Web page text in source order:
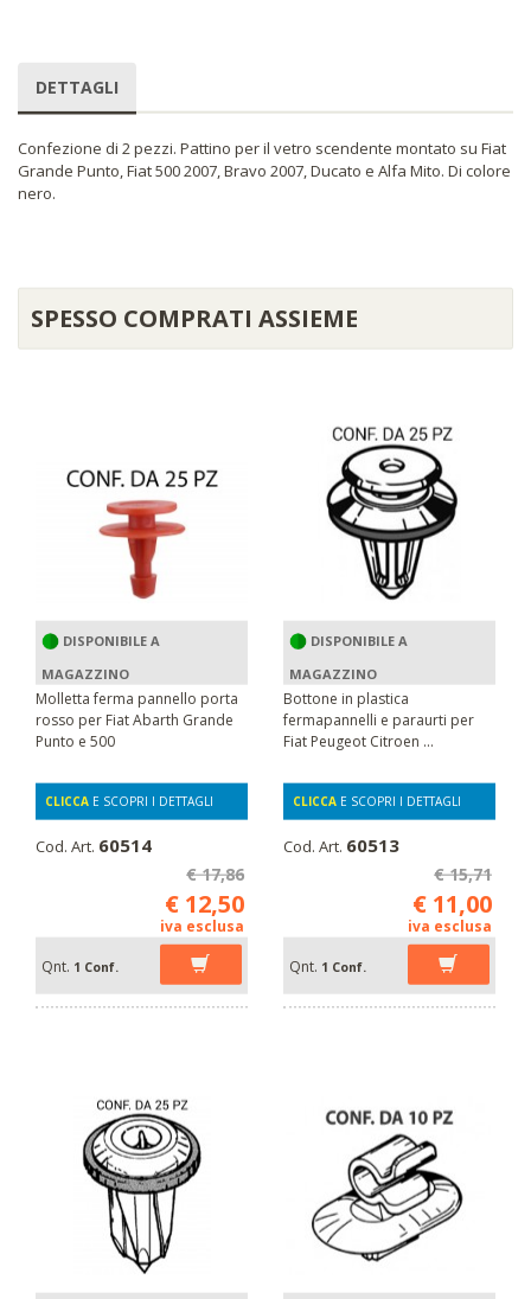
DETTAGLI
Confezione di 2 pezzi. Pattino per il vetro scendente montato su Fiat
Grande Punto, Fiat 500 2007, Bravo 2007, Ducato e Alfa Mito. Di colore
nero.
SPESSO COMPRATI ASSIEME
DISPONIBILE A
MAGAZZINO
Molletta ferma pannello porta
rosso per Fiat Abarth Grande
Punto e 500
CLICCA E SCOPRI I DETTAGLI
Cod. Art. 60514
€ 17,86
€ 12,50
iva esclusa
Qnt. 1 Conf.
DISPONIBILE A
MAGAZZINO
Bottone in plastica
fermapannelli e paraurti per
Fiat Peugeot Citroen ...
CLICCA E SCOPRI I DETTAGLI
Cod. Art. 60513
€ 15,71
€ 11,00
iva esclusa
Qnt. 1 Conf.